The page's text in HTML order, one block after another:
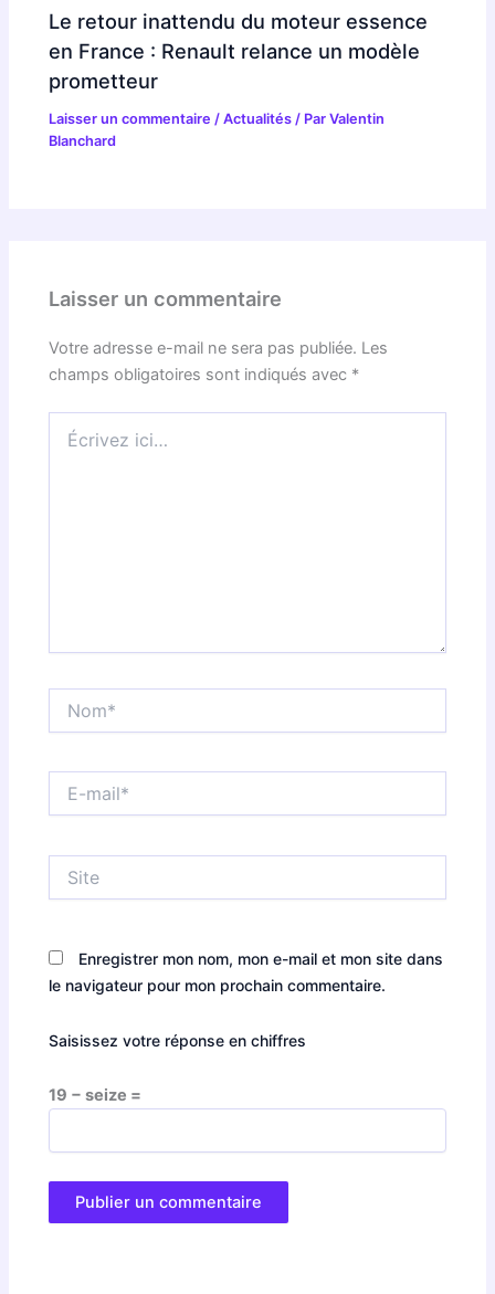
Le retour inattendu du moteur essence
en France : Renault relance un modèle
prometteur
Laisser un commentaire /Actualités / ParValentin
Blanchard
Laisser un commentaire
Votre adresse e-mail ne sera pas publiée. Les
champs obligatoires sont indiqués avec *
ici…
mail*
Enregistrer mon nom, mon e-mail et mon site dans
le navigateur pour mon prochain commentaire.
Saisissez votre réponse en chiffres
19 − seize =